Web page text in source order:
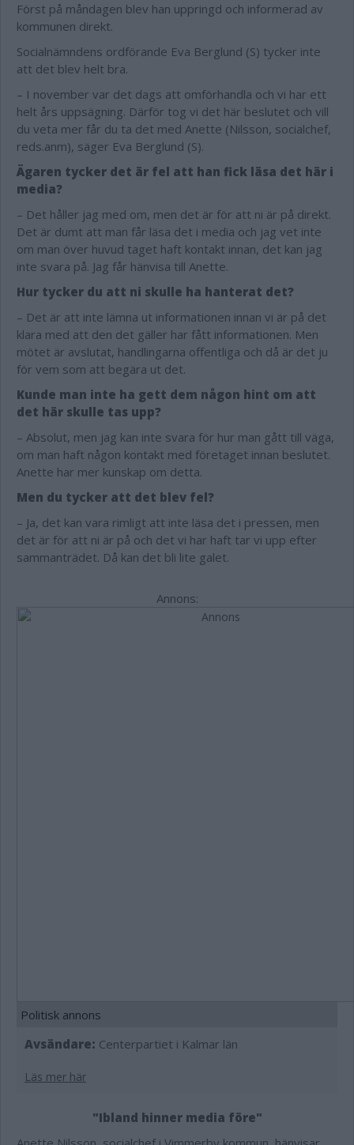
Först på måndagen blev han uppringd och informerad av
kommunen direkt.
Socialnämndens ordförande Eva Berglund (S) tycker inte
att det blev helt bra.
– I november var det dags att omförhandla och vi har ett
helt års uppsägning. Därför tog vi det här beslutet och vill
du veta mer får du ta det med Anette (Nilsson, socialchef,
reds.anm), säger Eva Berglund (S).
Ägaren tycker det är fel att han fick läsa det här i
media?
– Det håller jag med om, men det är för att ni är på direkt.
Det är dumt att man får läsa det i media och jag vet inte
om man över huvud taget haft kontakt innan, det kan jag
inte svara på. Jag får hänvisa till Anette.
Hur tycker du att ni skulle ha hanterat det?
– Det är att inte lämna ut informationen innan vi är på det
klara med att den det gäller har fått informationen. Men
mötet är avslutat, handlingarna offentliga och då är det ju
för vem som att begära ut det.
Kunde man inte ha gett dem någon hint om att
det här skulle tas upp?
– Absolut, men jag kan inte svara för hur man gått till väga,
om man haft någon kontakt med företaget innan beslutet.
Anette har mer kunskap om detta.
Men du tycker att det blev fel?
– Ja, det kan vara rimligt att inte läsa det i pressen, men
det är för att ni är på och det vi har haft tar vi upp efter
sammanträdet. Då kan det bli lite galet.
Annons:
Politisk annons
Avsändare: Centerpartiet i Kalmar län
Läs mer här
"Ibland hinner media före"